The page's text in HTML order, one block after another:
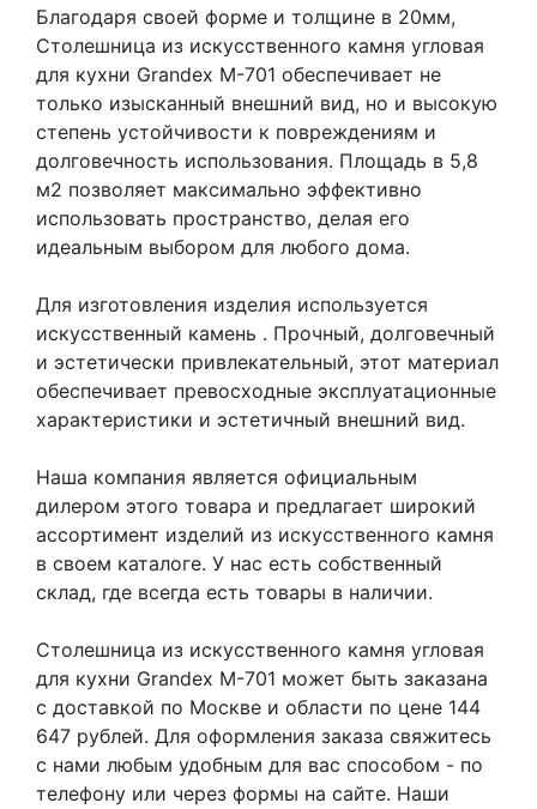
Благодаря своей форме и толщине в 20мм,
Столешница из искусственного камня угловая
для кухни Grandex M-701 обеспечивает не
только изысканный внешний вид, но и высокую
степень устойчивости к повреждениям и
долговечность использования. Площадь в 5,8
м2 позволяет максимально эффективно
использовать пространство, делая его
идеальным выбором для любого дома.
Для изготовления изделия используется
искусственный камень . Прочный, долговечный
и эстетически привлекательный, этот материал
обеспечивает превосходные эксплуатационные
характеристики и эстетичный внешний вид.
Наша компания является официальным
дилером этого товара и предлагает широкий
ассортимент изделий из искусственного камня
в своем каталоге. У нас есть собственный
склад, где всегда есть товары в наличии.
Столешница из искусственного камня угловая
для кухни Grandex M-701 может быть заказана
с доставкой по Москве и области по цене 144
647 рублей. Для оформления заказа свяжитесь
с нами любым удобным для вас способом - по
телефону или через формы на сайте. Наши